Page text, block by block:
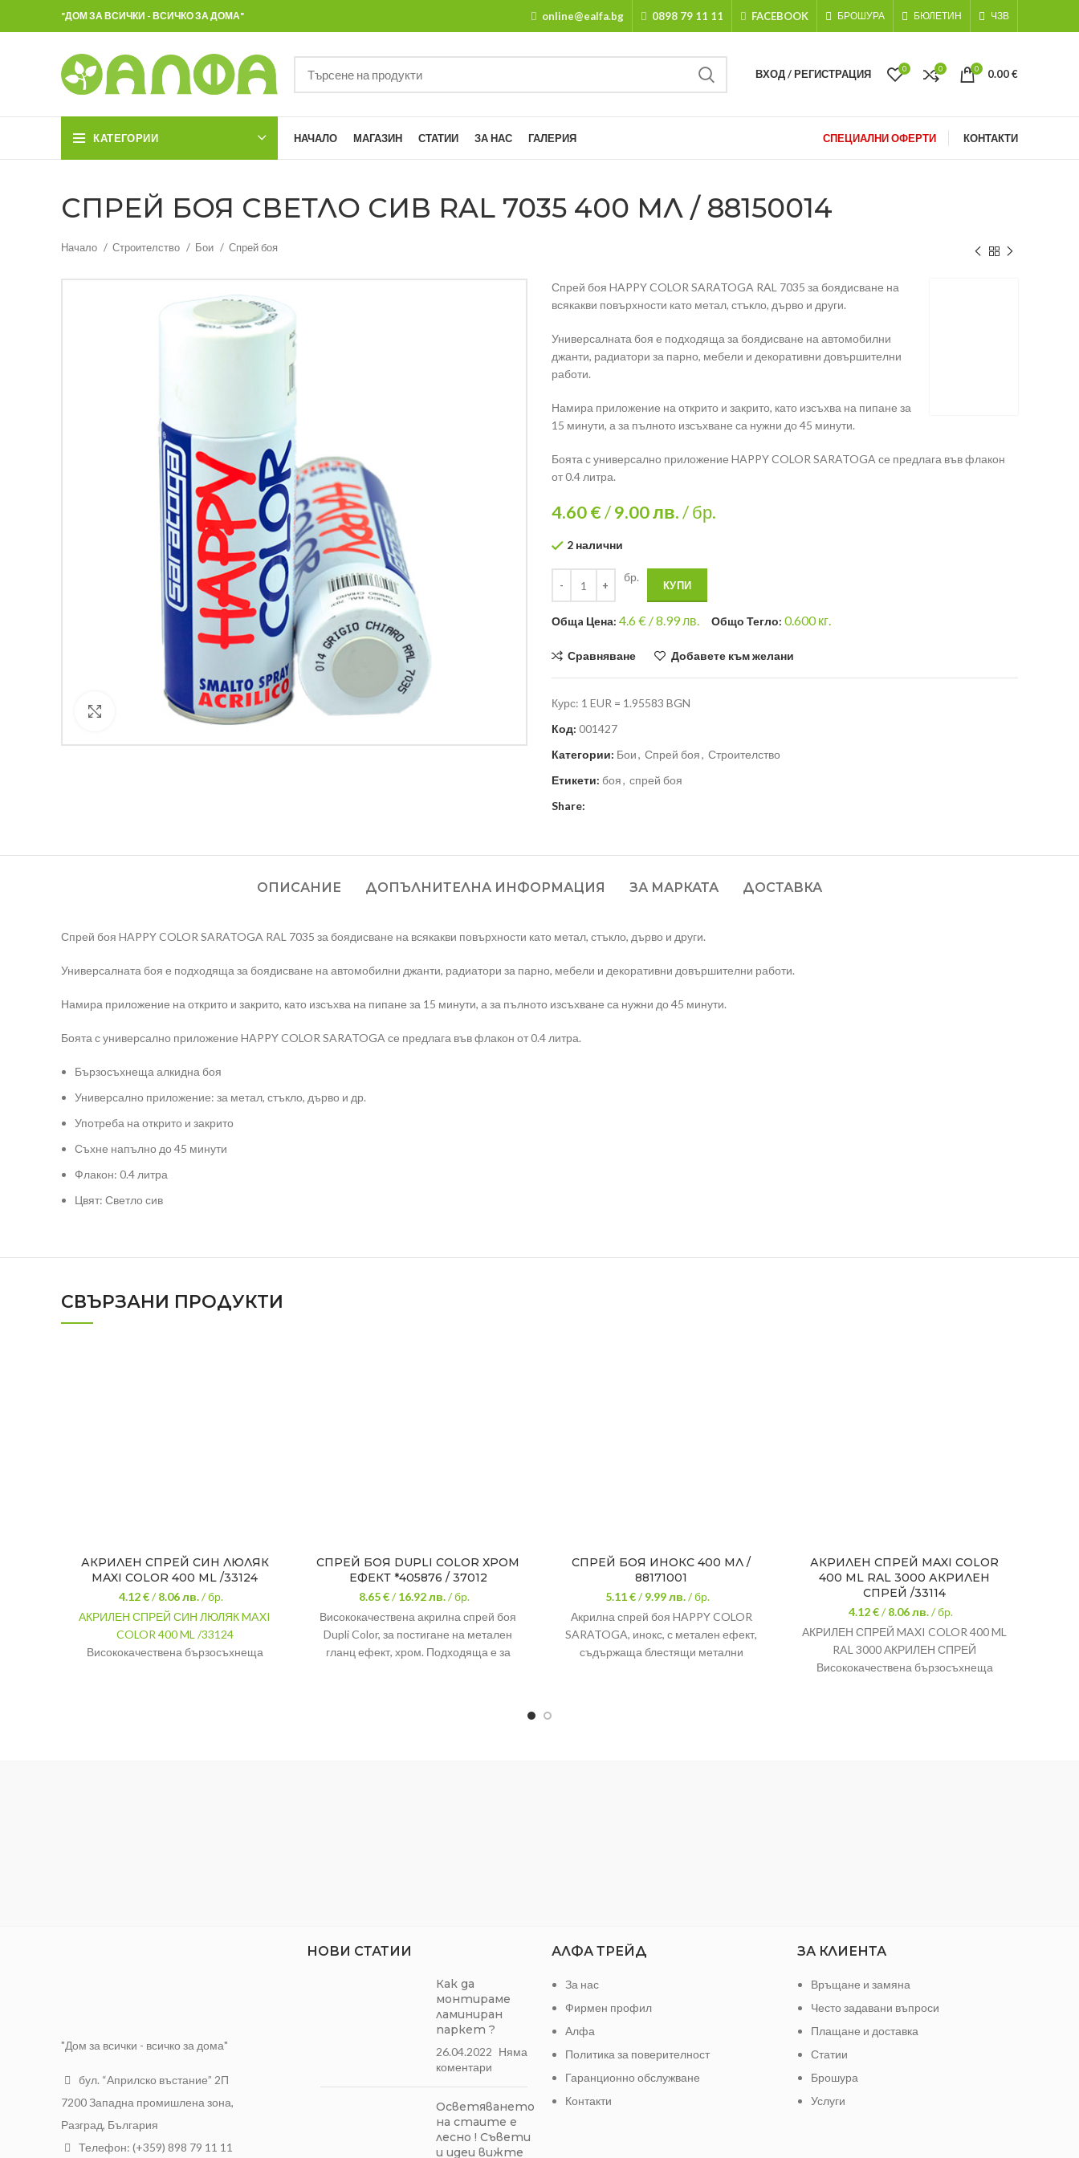
"ДОМ ЗА ВСИЧКИ - ВСИЧКО ЗА ДОМА" online@ealfa.bg 0898 79 11 11 FACEBOOK БРОШУРА БЮЛЕТИН ЧЗВ
ВХОД / РЕГИСТРАЦИЯ 0 0 0 0.00€
КАТЕГОРИИ НАЧАЛО МАГАЗИН СТАТИИ ЗА НАС ГАЛЕРИЯ СПЕЦИАЛНИ ОФЕРТИ КОНТАКТИ
СПРЕЙ БОЯ СВЕТЛО СИВ RAL 7035 400 МЛ / 88150014
Начало Строителство Бои Спрей боя
Кликнете за уголемяване
Спрей боя HAPPY COLOR SARATOGA RAL 7035 за боядисване на
всякакви повърхности като метал, стъкло, дърво и други.
Универсалната боя е подходяща за боядисване на автомобилни
джанти, радиатори за парно, мебели и декоративни довършителни
работи.
Намира приложение на открито и закрито, като изсъхва на пипане за
15 минути, а за пълното изсъхване са нужни до 45 минути.
Боята с универсално приложение HAPPY COLOR SARATOGA се предлага във флакон
от 0.4 литра.
4.60 €/9.00лв./ бр.
2 налични
бр.
КУПИ
Общa Цена: 4.6€ /8.99 лв. Общо Тегло: 0.600кг.
Сравняване Добавете към желани
Курс: 1 EUR = 1.95583 BGN
Код: 001427
Категории: Бои, Спрей боя, Строителство
Етикети: боя, спрей боя
Share:
ОПИСАНИЕ ДОПЪЛНИТЕЛНА ИНФОРМАЦИЯ ЗА МАРКАТА ДОСТАВКА
Спрей боя HAPPY COLOR SARATOGA RAL 7035 за боядисване на всякакви повърхности като метал, стъкло, дърво и други.
Универсалната боя е подходяща за боядисване на автомобилни джанти, радиатори за парно, мебели и декоративни довършителни работи.
Намира приложение на открито и закрито, като изсъхва на пипане за 15 минути, а за пълното изсъхване са нужни до 45 минути.
Боята с универсално приложение HAPPY COLOR SARATOGA се предлага във флакон от 0.4 литра.
Бързосъхнеща алкидна боя
Универсално приложение: за метал, стъкло, дърво и др.
Употреба на открито и закрито
Съхне напълно до 45 минути
Флакон: 0.4 литра
Цвят: Светло сив
СВЪРЗАНИ ПРОДУКТИ
АКРИЛЕН СПРЕЙ СИН ЛЮЛЯК
MAXI COLOR 400 ML /33124
4.12 €/8.06лв. / бр.
АКРИЛЕН СПРЕЙ СИН ЛЮЛЯК MAXI
COLOR 400 ML /33124
Висококачествена бързосъхнеща
СПРЕЙ БОЯ DUPLI COLOR ХРОМ
ЕФЕКТ *405876 / 37012
8.65 €/16.92лв. / бр.
Висококачествена акрилна спрей боя
Dupli Color, за постигане на метален
гланц ефект, хром. Подходяща е за
СПРЕЙ БОЯ ИНОКС 400 МЛ /
88171001
5.11 €/9.99лв. / бр.
Акрилна спрей боя HAPPY COLOR
SARATOGA, инокс, с метален ефект,
съдържаща блестящи метални
АКРИЛЕН СПРЕЙ MAXI COLOR
400 ML RAL 3000 АКРИЛЕН
СПРЕЙ /33114
4.12 €/8.06лв. / бр.
АКРИЛЕН СПРЕЙ MAXI COLOR 400 ML
RAL 3000 АКРИЛЕН СПРЕЙ
Висококачествена бързосъхнеща
"Дом за всички - всичко за дома"
бул. “Априлско въстание” 2П
7200 Западна промишлена зона,
Разград, България
Телефон: (+359) 898 79 11 11
НОВИ СТАТИИ
Как да
монтираме
ламиниран
паркет ?
26.04.2022 Няма
коментари
Осветяването
на стаите е
лесно ! Съвети
и идеи вижте
АЛФА ТРЕЙД
За нас
Фирмен профил
Алфа
Политика за поверителност
Гаранционно обслужване
Контакти
ЗА КЛИЕНТА
Връщане и замяна
Често задавани въпроси
Плащане и доставка
Статии
Брошура
Услуги